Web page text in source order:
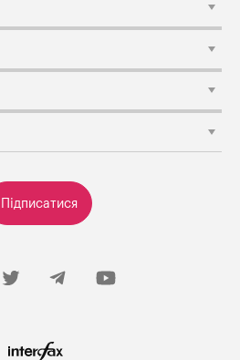
Підписатися